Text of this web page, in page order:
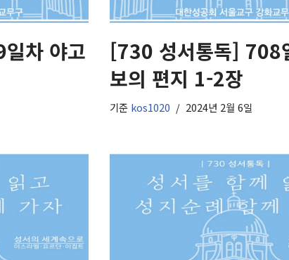
차 야고
[730 성서통독] 708
보의 편지 1-2장
기준 kos1020 2024년 2월 6일